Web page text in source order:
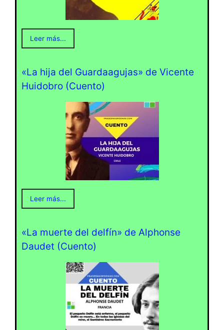
Leer más...
«La hija del Guardaagujas» de Vicente
Huidobro (Cuento)
Leer más...
«La muerte del delfín» de Alphonse
Daudet (Cuento)